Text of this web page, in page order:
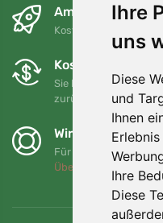
Ihre
uns
Diese
und
Ihnen
Ihre
Diese
Am nächsten
Kostenloser Versand
Kostenloser
Sie können Ihre
zurückgeben oder
Wir unterstützen
Für jede Bestellung
Über uns